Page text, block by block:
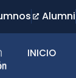
Alumni
INICIO